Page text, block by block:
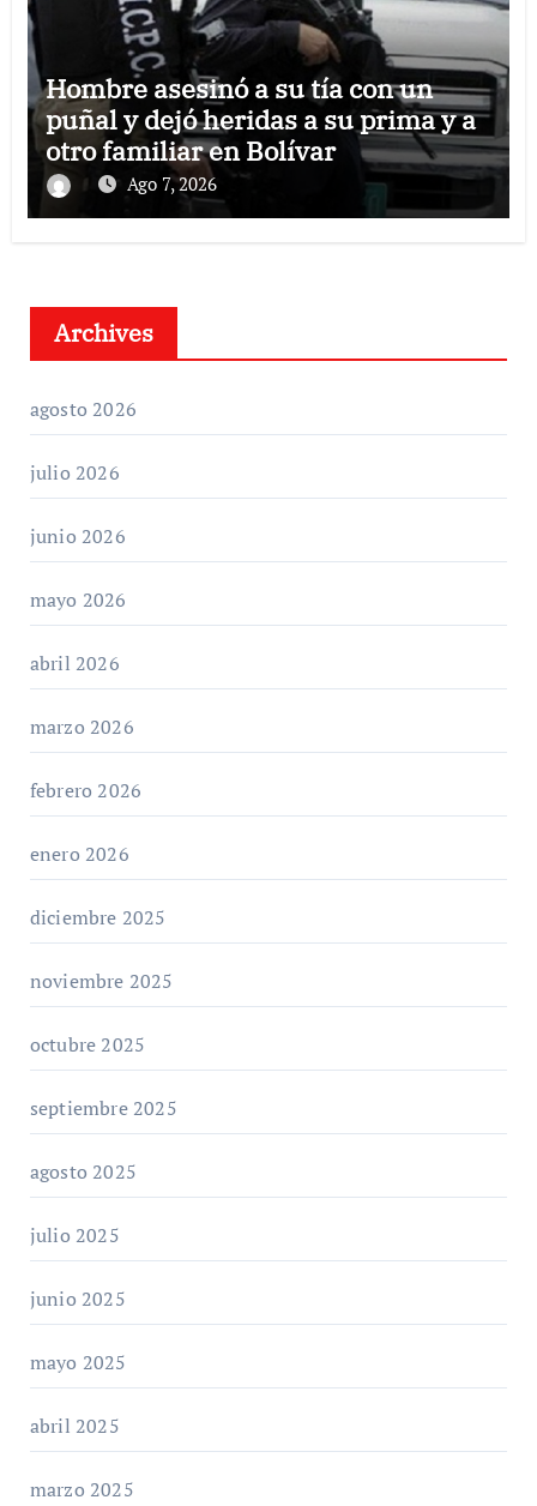
Hombre asesinó a su tía con un
puñal y dejó heridas a su prima y a
otro familiar en Bolívar
Ago 7, 2026
Archives
agosto 2026
julio 2026
junio 2026
mayo 2026
abril 2026
marzo 2026
febrero 2026
enero 2026
diciembre 2025
noviembre 2025
octubre 2025
septiembre 2025
agosto 2025
julio 2025
junio 2025
mayo 2025
abril 2025
marzo 2025